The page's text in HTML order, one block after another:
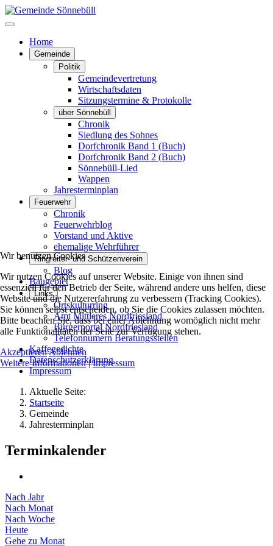
Home
Gemeinde
Politik
Gemeindevertretung
Wirtschaftsdaten
Sitzungstermine & Protokolle
über Sönnebüll
Chronik
Siedlung des Sohnes
Dorfchronik Band 1 (Buch)
Dorfchronik Band 2 (Buch)
Sönnebüll-Lied
Wappen
Jahresterminplan
Feuerwehr
Chronik
Feuerwehrblog
Vorstand und Aktive
ehemalige Wehrführer
Ringreiter- und Schützenverein
Blog
Baugebiet
Links
Ortskulturring
Amt Mittleres Nordfriesland
Bürgerportal Nordfriesland
Telefonnumern Beratungsstellen
Kaffegedichte
Datenschutzerklärung
Impressum
Aktuelle Seite:
Startseite
Gemeinde
Jahresterminplan
Terminkalender
Nach Jahr
Nach Monat
Nach Woche
Heute
Gehe zu Monat
Wir benutzen Cookies
Wir nutzen Cookies auf unserer Website. Einige von ihnen sind
essenziell für den Betrieb der Seite, während andere uns helfen, diese
Website und die Nutzererfahrung zu verbessern (Tracking Cookies).
Sie können selbst entscheiden, ob Sie die Cookies zulassen möchten.
Bitte beachten Sie, dass bei einer Ablehnung womöglich nicht mehr
alle Funktionalitäten der Seite zur Verfügung stehen.
AkzeptierenAblehnen
Weitere Informationen|Impressum